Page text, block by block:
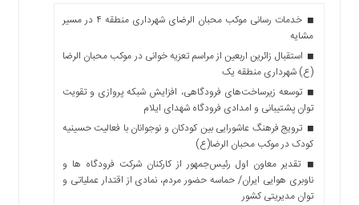
خدمات رسانی موکب محبان الرضای شهرداری منطقه ۴ در مسیر
مشایه
استقبال زائرین اربعین از مراسم تعزیه خوانی در موکب محبان الرضا
(ع) شهرداری منطقه یک
توسعه زیرساخت‌های فرودگاهی، افزایش شبکه پروازی و تقویت
توان پشتیبانی و امدادی فرودگاه شهدای ایلام
ترویج فرهنگ عاشورایی بین کودکان و نوجوانان با فعالیت حسینیه
کودک در موکب محبان الرضا(ع)
تقدیر معاون اول رئیس‌جمهور از کارکنان شرکت فرودگاه ها و
ناوبری هوایی ایران/ حماسه حضور مردم، نمادی از اقتدار عملیاتی و
توان مدیریتی کشور